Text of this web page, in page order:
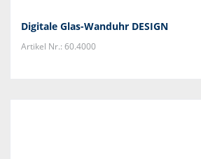
Digitale Glas-Wanduhr DESIGN
Artikel Nr.: 60.4000